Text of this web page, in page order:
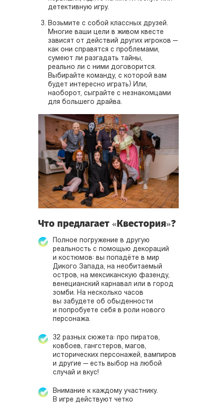
детективную игру.
Возьмите с собой классных друзей.
Многие ваши цели в живом квесте
зависят от действий других игроков —
как они справятся с проблемами,
сумеют ли разгадать тайны,
реально ли с ними договорится.
Выбирайте команду, с которой вам
будет интересно играть) Или,
наоборот, сыграйте с незнакомцами
для большего драйва.
Что предлагает «Квестория»?
Полное погружение в другую
реальность с помощью декораций
и костюмов: вы попадёте в мир
Дикого Запада, на необитаемый
остров, на мексиканскую фазенду,
венецианский карнавал или в город
зомби. На несколько часов
вы забудете об обыденности
и попробуете себя в роли нового
персонажа.
32 разных сюжета: про пиратов,
ковбоев, гангстеров, магов,
исторических персонажей, вампиров
и другие — есть выбор на любой
случай и вкус!
Внимание к каждому участнику.
В игре действуют четко